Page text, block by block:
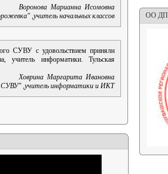
Воронова Марианна Исомовна
,учитель начальных классов
СУВУ с удовольствием приняли
учитель информатики. Тульская
Ховрина Маргарита Ивановна
СУВУ" ,учитель информатики и ИКТ
ОО